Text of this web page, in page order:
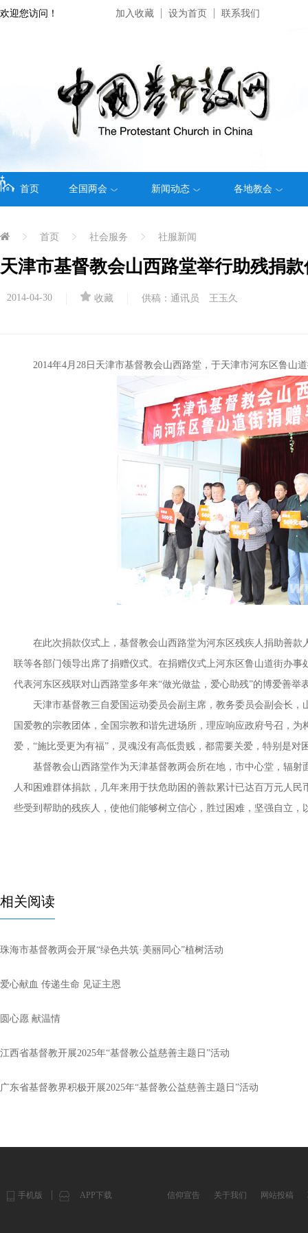
欢迎您访问！ 加入收藏 设为首页 联系我们
首页 全国两会 新闻动态 各地教会
首页 社会服务 社服新闻
天津市基督教会山西路堂举行助残捐
2014-04-30 收藏 供稿：通讯员 王玉久
2014年4月28日天津市基督教会山西路堂，于天津市河东区鲁山
在此次捐款仪式上，基督教会山西路堂为河东区残疾人捐助善款
联等各部门领导出席了捐赠仪式。在捐赠仪式上河东区鲁山道街办
代表河东区残联对山西路堂多年来“做光做盐，爱心助残”的博爱善举
天津市基督教三自爱国运动委员会副主席，教务委员会副会长，
国爱教的宗教团体，全国宗教和谐先进场所，理应响应政府号召，
爱，“施比受更为有福”，灵魂没有高低贵贱，都需要关爱，特别是对
基督教会山西路堂作为天津基督教两会所在地，市中心堂，辐射
人和困难群体捐款，几年来用于扶危助困的善款累计已达百万元人
些受到帮助的残疾人，使他们能够树立信心，胜过困难，坚强自立，
相关阅读
珠海市基督教两会开展“绿色共筑·美丽同心”植树活动
爱心献血 传递生命 见证主恩
圆心愿 献温情
江西省基督教开展2025年“基督教公益慈善主题日”活动
广东省基督教界积极开展2025年“基督教公益慈善主题日”活动
手机版 APP下载 信仰宣告 关于我们 网站投稿